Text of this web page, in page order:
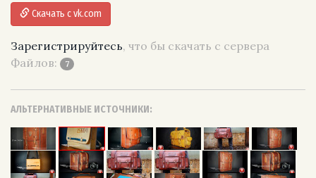
Скачать с vk.com
Зарегистрируйтесь, что бы скачать с сервера
Файлов:
7
АЛЬТЕРНАТИВНЫЕ ИСТОЧНИКИ: